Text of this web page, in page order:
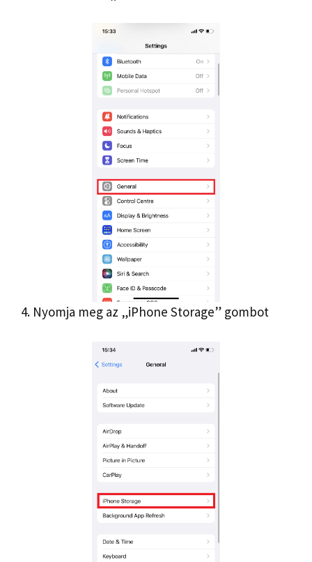
4. Nyomja meg az „iPhone Storage” gombot